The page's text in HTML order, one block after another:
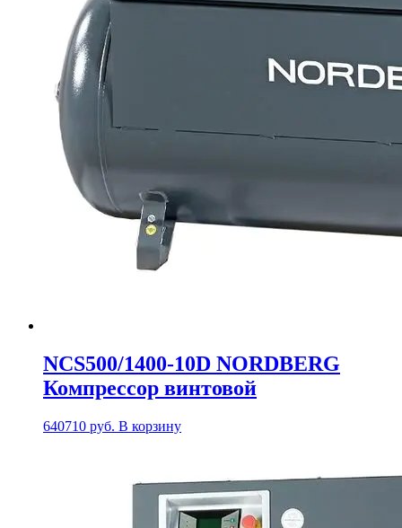
NCS500/1400-10D NORDBERG
Компрессор винтовой
640710 руб. В корзину